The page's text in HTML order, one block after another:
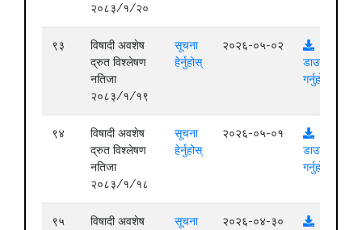
२०८३/१/२०
९३
विषादी अवशेष
द्रुत विश्लेषण
नतिजा
२०८३/१/१९
सूचना
हेर्नुहोस्
२०२६-०५-०२
डाउनलोड
गर्नुहोस्
९४
विषादी अवशेष
द्रुत विश्लेषण
नतिजा
२०८३/१/१८
सूचना
हेर्नुहोस्
२०२६-०५-०१
डाउनलोड
गर्नुहोस्
९५
विषादी अवशेष
सूचना
२०२६-०४-३०